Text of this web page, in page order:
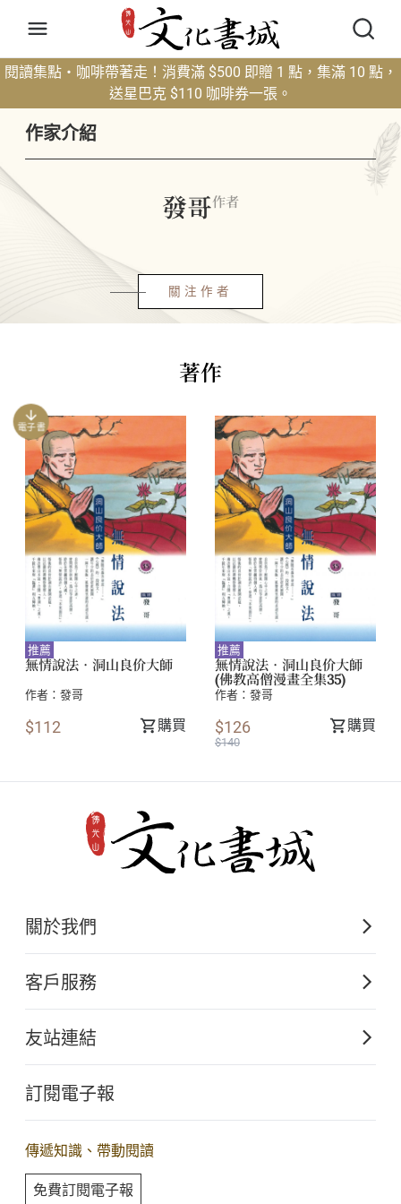
閱讀集點・咖啡帶著走！消費滿 $500 即贈 1 點，集滿 10 點，
送星巴克 $110 咖啡券一張。
作家介紹
發哥作者
關注作者
著作
電子書
推薦
無情說法．洞山良价大師
作者： 發哥
$112 購買
推薦
無情說法．洞山良价大師
(佛教高僧漫畫全集35)
作者： 發哥
$126
$140
購買
關於我們
佛光山文化出版的起源
關於文化出版
客戶服務
購書須知
大量團購
查詢訂單
友站連結
佛光山全球資訊網
人間衛視
訂閱電子報
傳遞知識、帶動閱讀
免費訂閱電子報